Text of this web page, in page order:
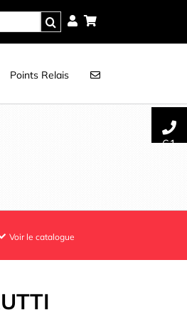
Points Relais
61
Voir le catalogue